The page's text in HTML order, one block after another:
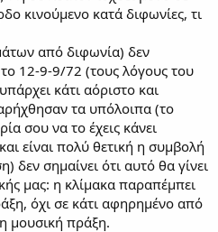
κινούμενο κατά διφωνίες, τι
από διφωνία) δεν
12-9-9/72 (τους λόγους του
κάτι αόριστο και
τα υπόλοιπα (το
σου να το έχεις κάνει
είναι πολύ θετική η συμβολή
δεν σημαίνει ότι αυτό θα γίνει
μας: η κλίμακα παραπέμπει
όχι σε κάτι αφηρημένο από
μουσική πράξη.